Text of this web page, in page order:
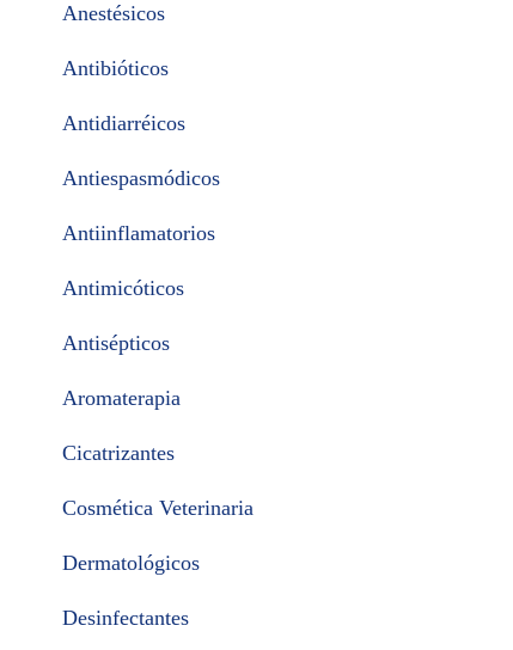
Anestésicos
Antibióticos
Antidiarréicos
Antiespasmódicos
Antiinflamatorios
Antimicóticos
Antisépticos
Aromaterapia
Cicatrizantes
Cosmética Veterinaria
Dermatológicos
Desinfectantes